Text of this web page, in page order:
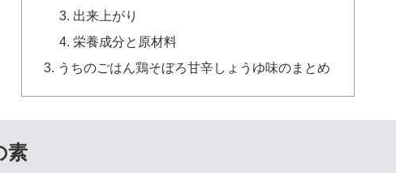
出来上がり
栄養成分と原材料
うちのごはん鶏そぼろ甘辛しょうゆ味のまとめ
素